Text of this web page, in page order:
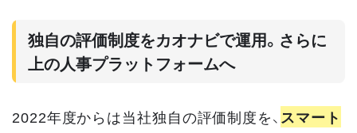
独自の評価制度をカオナビで運用。さらに
上の人事プラットフォームへ
2022年度からは当社独自の評価制度を、スマート